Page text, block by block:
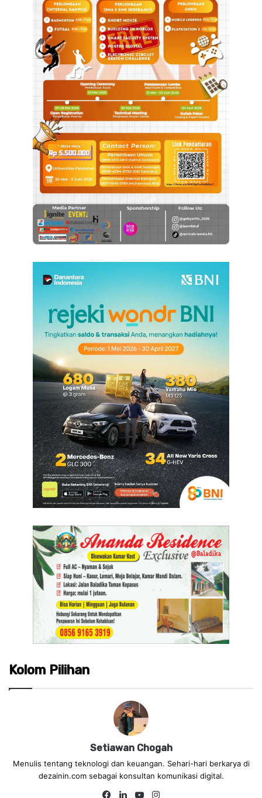
Kolom Pilihan
Setiawan Chogah
Menulis tentang teknologi dan keuangan. Sehari-hari berkarya di
dezainin.com sebagai konsultan komunikasi digital.
Fa Lin Yo